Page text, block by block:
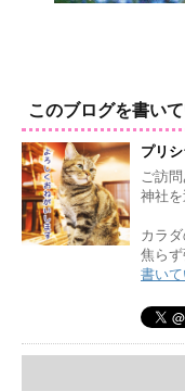
このブログを書い
プリシ
ご訪
神社を
カラ
焦らず
書い